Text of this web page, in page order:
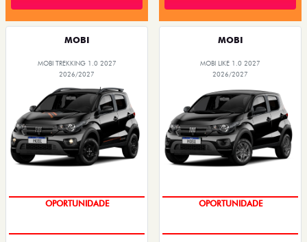
MOBI
MOBI TREKKING 1.0 2027
2026/2027
MOBI
MOBI LIKE 1.0 2027
2026/2027